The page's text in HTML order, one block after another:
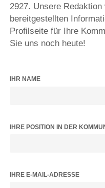
2927. Unsere
bereitgestellten
Profilseite für Ihre
Sie uns noch heute!
IHR NAME
IHRE POSITION IN DER
IHRE E-MAIL-ADRESSE